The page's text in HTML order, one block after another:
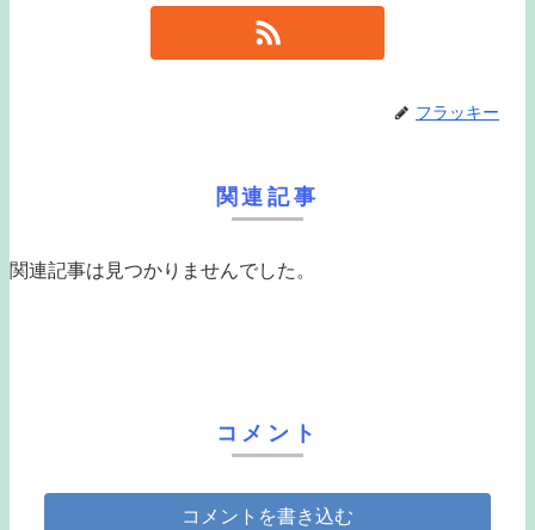
フラッキー
関連記事
関連記事は見つかりませんでした。
コメント
コメントを書き込む